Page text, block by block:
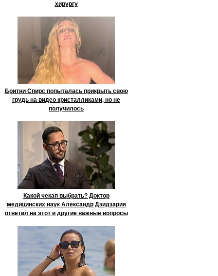
хирургу
Бритни Спирс попыталась прикрыть свою
грудь на видео кристалликами, но не
получилось
Какой чекап выбрать? Доктор
медицинских наук Александр Дзидзария
ответил на этот и другие важные вопросы